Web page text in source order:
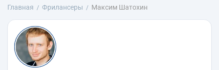
Главная Фрилансеры Максим Шатохин